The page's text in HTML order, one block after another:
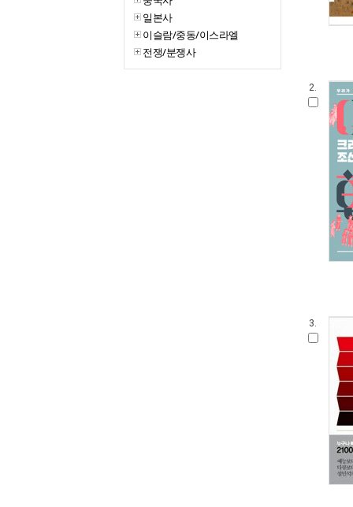
일본사
이슬람/중동/이스라엘
전쟁/분쟁사
2.
3.